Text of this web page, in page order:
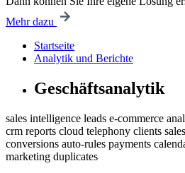
Mehr dazu
Startseite
Analytik und Berichte
Geschäftsanalytik
sales intelligence leads e-commerce
crm reports cloud telephony clients sales
conversions auto-rules payments
marketing duplicates